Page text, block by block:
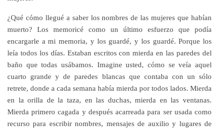
¿Qué cómo llegué a saber los nombres de las mujeres que habían
muerto? Los memoricé como un último esfuerzo que podía
encargarle a mi memoria, y los guardé, y los guardé. Porque los
leía todos los días. Estaban escritos con mierda en las paredes del
baño que todas usábamos. Imagine usted, cómo se veía aquel
cuarto grande y de paredes blancas que contaba con un sólo
retrete, donde a cada semana había mierda por todos lados. Mierda
en la orilla de la taza, en las duchas, mierda en las ventanas.
Mierda primero cagada y después acarreada para ser usada como
recurso para escribir nombres, mensajes de auxilio y lugares de